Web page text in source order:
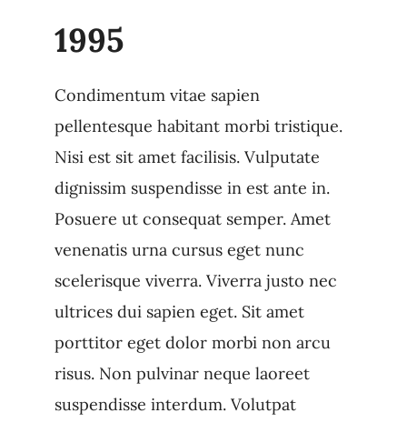
1995
Condimentum vitae sapien
pellentesque habitant morbi tristique.
Nisi est sit amet facilisis. Vulputate
dignissim suspendisse in est ante in.
Posuere ut consequat semper. Amet
venenatis urna cursus eget nunc
scelerisque viverra. Viverra justo nec
ultrices dui sapien eget. Sit amet
porttitor eget dolor morbi non arcu
risus. Non pulvinar neque laoreet
suspendisse interdum. Volutpat